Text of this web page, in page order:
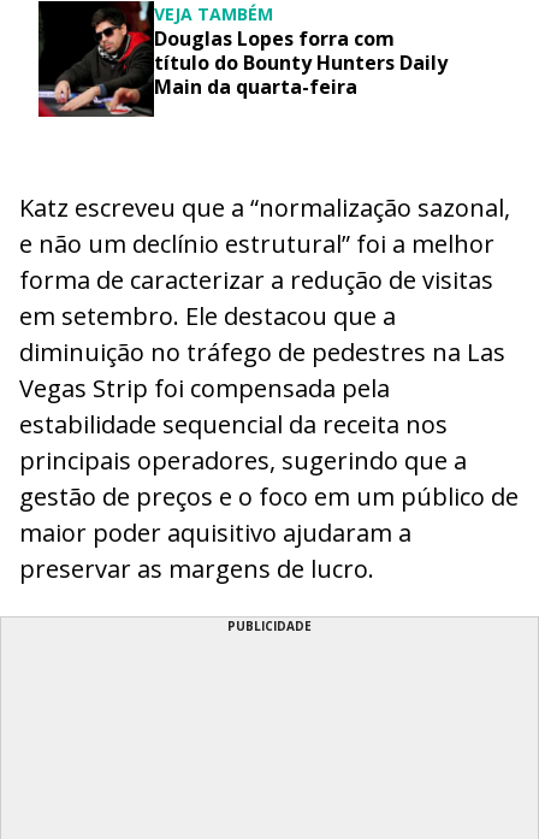
VEJA TAMBÉM
Douglas Lopes forra com
título do Bounty Hunters Daily
Main da quarta-feira
Katz escreveu que a “normalização sazonal,
e não um declínio estrutural” foi a melhor
forma de caracterizar a redução de visitas
em setembro. Ele destacou que a
diminuição no tráfego de pedestres na Las
Vegas Strip foi compensada pela
estabilidade sequencial da receita nos
principais operadores, sugerindo que a
gestão de preços e o foco em um público de
maior poder aquisitivo ajudaram a
preservar as margens de lucro.
PUBLICIDADE